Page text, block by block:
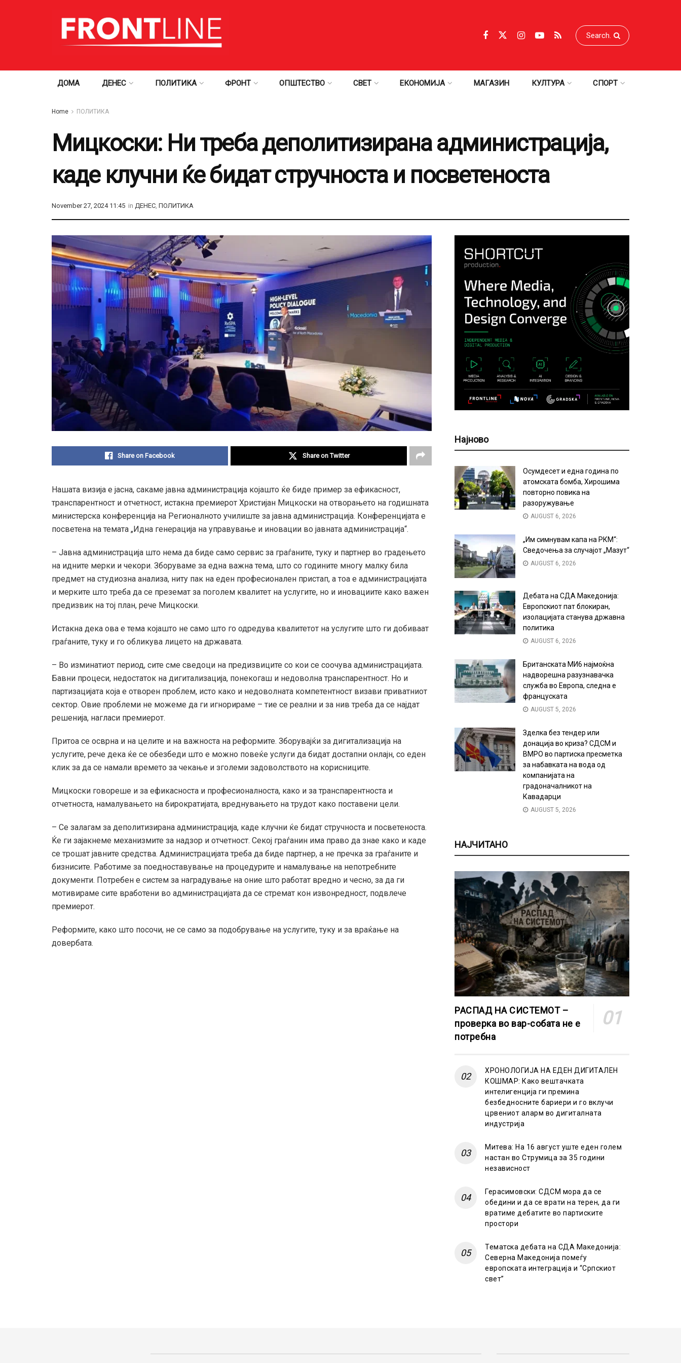
ДОМА ДЕНЕС ПОЛИТИКА ФРОНТ ОПШТЕСТВО СВЕТ ЕКОНОМИЈА МАГАЗИН КУЛТУРА СПОРТ
Home ПОЛИТИКА
Мицкоски: Ни треба деполитизирана администрација,
каде клучни ќе бидат стручноста и посветеноста
November 27, 2024 11:45 in ДЕНЕС, ПОЛИТИКА
Share on Facebook Share on Twitter
Нашата визија е јасна, сакаме јавна администрација којашто ќе биде пример за ефикасност,
транспарентност и отчетност, истакна премиерот Христијан Мицкоски на отворањето на годишната
министерска конференција на Регионалното училиште за јавна администрација. Конференцијата е
посветена на темата „Идна генерација на управување и иновации во јавната администрација“.
– Јавна администрација што нема да биде само сервис за граѓаните, туку и партнер во градењето
на идните мерки и чекори. Зборуваме за една важна тема, што со годините многу малку била
предмет на студиозна анализа, ниту пак на еден професионален пристап, а тоа е администрацијата
и мерките што треба да се преземат за поголем квалитет на услугите, но и иновациите како важен
предизвик на тој план, рече Мицкоски.
Истакна дека ова е тема којашто не само што го одредува квалитетот на услугите што ги добиваат
граѓаните, туку и го обликува лицето на државата.
– Во изминатиот период, сите сме сведоци на предизвиците со кои се соочува администрацијата.
Бавни процеси, недостаток на дигитализација, понекогаш и недоволна транспарентност. Но и
партизацијата која е отворен проблем, исто како и недоволната компетентност визави приватниот
сектор. Овие проблеми не можеме да ги игнорираме – тие се реални и за нив треба да се најдат
решенија, нагласи премиерот.
Притоа се осврна и на целите и на важноста на реформите. Зборувајќи за дигитализација на
услугите, рече дека ќе се обезбеди што е можно повеќе услуги да бидат достапни онлајн, со еден
клик за да се намали времето за чекање и зголеми задоволството на корисниците.
Мицкоски говореше и за ефикасноста и професионалноста, како и за транспарентноста и
отчетноста, намалувањето на бирократијата, вреднувањето на трудот како поставени цели.
– Се залагам за деполитизирана администрација, каде клучни ќе бидат стручноста и посветеноста.
Ќе ги зајакнеме механизмите за надзор и отчетност. Секој граѓанин има право да знае како и каде
се трошат јавните средства. Администрацијата треба да биде партнер, а не пречка за граѓаните и
бизнисите. Работиме за поедноставување на процедурите и намалување на непотребните
документи. Потребен е систем за наградување на оние што работат вредно и чесно, за да ги
мотивираме сите вработени во администрацијата да се стремат кон извонредност, подвлече
премиерот.
Реформите, како што посочи, не се само за подобрување на услугите, туку и за враќање на
довербата.
Најново
Осумдесет и една година по
атомската бомба, Хирошима
повторно повика на
разоружување
AUGUST 6, 2026
„Им симнувам капа на РКМ“:
Сведочења за случајот „Мазут“
AUGUST 6, 2026
Дебата на СДА Македонија:
Европскиот пат блокиран,
изолацијата станува државна
политика
AUGUST 6, 2026
Британската МИ6 најмоќна
надворешна разузнавачка
служба во Европа, следна е
француската
AUGUST 5, 2026
Зделка без тендер или
донација во криза? СДСМ и
ВМРО во партиска пресметка
за набавката на вода од
компанијата на
градоначалникот на
Кавадарци
AUGUST 5, 2026
НАЈЧИТАНО
РАСПАД НА СИСТЕМОТ –
проверка во вар-собата не е
потребна
ХРОНОЛОГИЈА НА ЕДЕН ДИГИТАЛЕН
КОШМАР: Како вештачката
интелигенција ги премина
безбедносните бариери и го вклучи
црвениот аларм во дигиталната
индустрија
Митева: На 16 август уште еден голем
настан во Струмица за 35 години
независност
Герасимовски: СДСМ мора да се
обедини и да се врати на терен, да ги
вратиме дебатите во партиските
простори
Тематска дебата на СДА Македонија:
Северна Македонија помеѓу
европската интеграција и “Српскиот
свет”